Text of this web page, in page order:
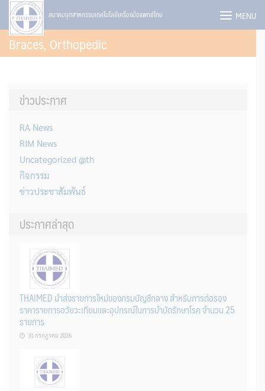
Skip
content
สมาคมอุตสาหกรรมเทคโนโลยีเครื่องมือแพทย์ไทย MENU
Braces, Orthopedic
ข่าวประกาศ
RA News
RIM News
Uncategorized @th
กิจกรรม
ข่าวประชาสัมพันธ์
ประกาศล่าสุด
THAIMED นำส่งรายการใหม่ของกรมบัญชีกลาง สำหรับการต่อรอง
ราคารายการอวัยวะเทียมและอุปกรณ์ในการบำบัดรักษาโรค จำนวน 25
รายการ
31 กรกฎาคม 2026